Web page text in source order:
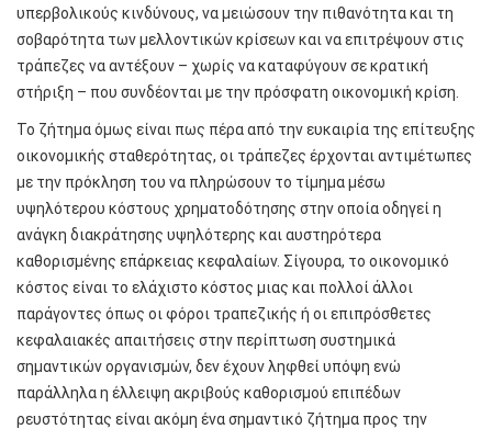
υπερβολικούς κινδύνους, να μειώσουν την πιθανότητα και τη
σοβαρότητα των μελλοντικών κρίσεων και να επιτρέψουν στις
τράπεζες να αντέξουν – χωρίς να καταφύγουν σε κρατική
στήριξη – που συνδέονται με την πρόσφατη οικονομική κρίση.
Το ζήτημα όμως είναι πως πέρα από την ευκαιρία της επίτευξης
οικονομικής σταθερότητας, οι τράπεζες έρχονται αντιμέτωπες
με την πρόκληση του να πληρώσουν το τίμημα μέσω
υψηλότερου κόστους χρηματοδότησης στην οποία οδηγεί η
ανάγκη διακράτησης υψηλότερης και αυστηρότερα
καθορισμένης επάρκειας κεφαλαίων. Σίγουρα, το οικονομικό
κόστος είναι το ελάχιστο κόστος μιας και πολλοί άλλοι
παράγοντες όπως οι φόροι τραπεζικής ή οι επιπρόσθετες
κεφαλαιακές απαιτήσεις στην περίπτωση συστημικά
σημαντικών οργανισμών, δεν έχουν ληφθεί υπόψη ενώ
παράλληλα η έλλειψη ακριβούς καθορισμού επιπέδων
ρευστότητας είναι ακόμη ένα σημαντικό ζήτημα προς την